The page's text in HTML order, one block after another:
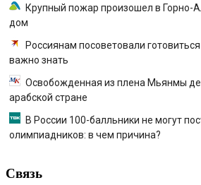
Крупный пожар произошел в Горно-
дом
Россиянам посоветовали
важно знать
Освобожденная из плена Мьянмы
арабской стране
В России 100-балльники не могут
олимпиадников: в чем причина?
Связь